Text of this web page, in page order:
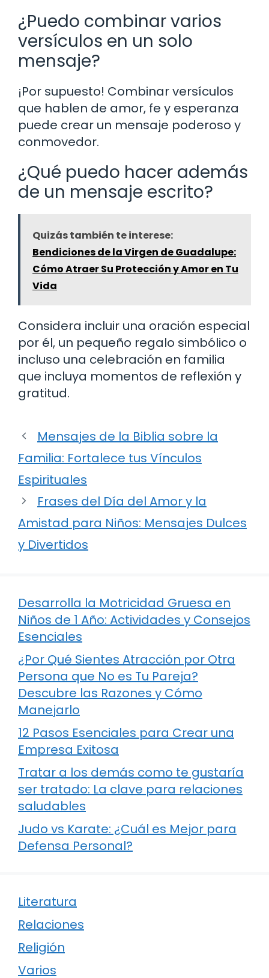
¿Puedo combinar varios
versículos en un solo
mensaje?
¡Por supuesto! Combinar versículos
que hablen de amor, fe y esperanza
puede crear un mensaje poderoso y
conmovedor.
¿Qué puedo hacer además
de un mensaje escrito?
Quizás también te interese:
Bendiciones de la Virgen de Guadalupe:
Cómo Atraer Su Protección y Amor en Tu
Vida
Considera incluir una oración especial
por él, un pequeño regalo simbólico o
incluso una celebración en familia
que incluya momentos de reflexión y
gratitud.
Mensajes de la Biblia sobre la
Familia: Fortalece tus Vínculos
Espirituales
Frases del Día del Amor y la
Amistad para Niños: Mensajes Dulces
y Divertidos
Desarrolla la Motricidad Gruesa en
Niños de 1 Año: Actividades y Consejos
Esenciales
¿Por Qué Sientes Atracción por Otra
Persona que No es Tu Pareja?
Descubre las Razones y Cómo
Manejarlo
12 Pasos Esenciales para Crear una
Empresa Exitosa
Tratar a los demás como te gustaría
ser tratado: La clave para relaciones
saludables
Judo vs Karate: ¿Cuál es Mejor para
Defensa Personal?
Literatura
Relaciones
Religión
Varios